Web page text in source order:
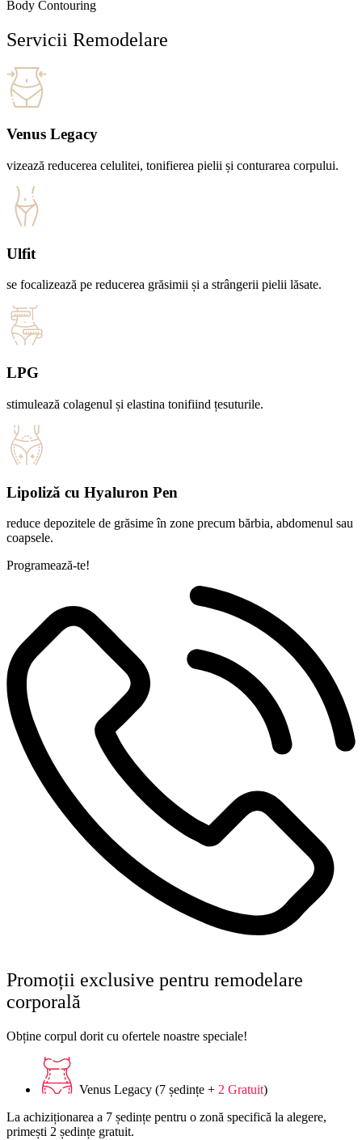
Body Contouring
Servicii Remodelare
Venus Legacy
vizează reducerea celulitei, tonifierea pielii și conturarea corpului.
Ulfit
se focalizează pe reducerea grăsimii și a strângerii pielii lăsate.
LPG
stimulează colagenul și elastina tonifiind țesuturile.
Lipoliză cu Hyaluron Pen
reduce depozitele de grăsime în zone precum bărbia, abdomenul sau
coapsele.
Programează-te!
Promoții exclusive pentru remodelare
corporală
Obține corpul dorit cu ofertele noastre speciale!
Venus Legacy (7 ședințe + 2 Gratuit)
La achiziționarea a 7 ședințe pentru o zonă specifică la alegere,
primești 2 ședințe gratuit.